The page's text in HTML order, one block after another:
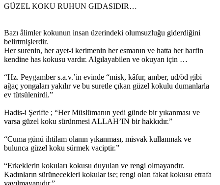
GÜZEL KOKU RUHUN GIDASIDIR…
Bazı âlimler kokunun insan üzerindeki olumsuzluğu giderdiğini
belirtmişlerdir.
Her surenin, her ayet-i kerimenin her esmanın ve hatta her harfin
kendine has kokusu vardır. Algılayabilen ve okuyan için …
“Hz. Peygamber s.a.v.’in evinde “misk, kâfur, amber, ud/öd gibi
ağaç yongaları yakılır ve bu suretle çıkan güzel kokulu dumanlarla
ev tütsülenirdi.”
Hadis-i Şerifte ; “Her Müslümanın yedi günde bir yıkanması ve
varsa güzel koku sürünmesi ALLAH’IN bir hakkıdır.”
“Cuma günü ihtilam olanın yıkanması, misvak kullanmak ve
bulunca güzel koku sürmek vaciptir.”
“Erkeklerin kokuları kokusu duyulan ve rengi olmayandır.
Kadınların sürünecekleri kokular ise; rengi olan fakat kokusu etrafa
yayılmayanıdır.”